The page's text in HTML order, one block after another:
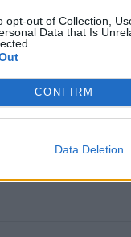
opt-out of Collection,
Data that Is
CONFIRM
Data Deletion